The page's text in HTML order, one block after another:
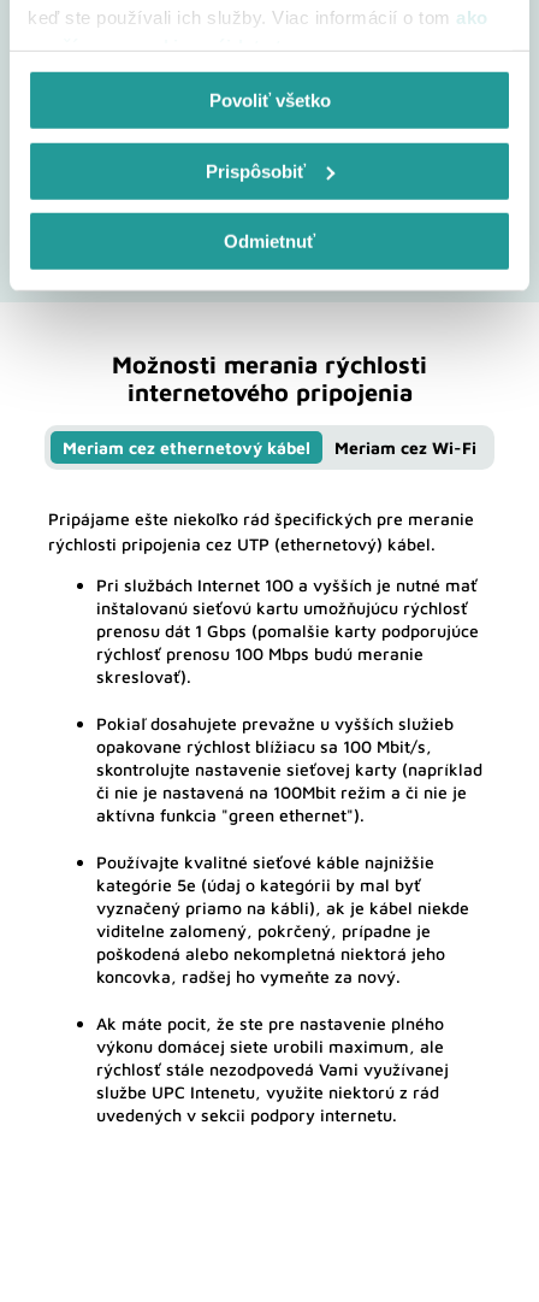
keď ste používali ich služby. Viac informácií o tom ako
Povoliť všetko
Prispôsobiť
Odmietnuť
5
Vyberte vhodnú
službu pre meranie
Na internete nájdete mnoho tzv. "meračov rýchlosti". Nie
všetky služby ale bežia na dostatečne rýchlych serveroch,
preto sa môžu výsledky vzájomne odlišovať. Pre optimálne
meranie odporúčame použiť vyššie uvedený odkaz.
Možnosti merania rýchlosti
internetového pripojenia
Meriam cez ethernetový kábel Meriam cez Wi-Fi
Pripájame ešte niekoľko rád špecifických pre meranie
rýchlosti pripojenia cez UTP (ethernetový) kábel.
Pri službách Internet 100 a vyšších je nutné mať
inštalovanú sieťovú kartu umožňujúcu rýchlosť
prenosu dát 1 Gbps (pomalšie karty podporujúce
rýchlosť prenosu 100 Mbps budú meranie
skreslovať).
Pokiaľ dosahujete prevažne u vyšších služieb
opakovane rýchlost blížiacu sa 100 Mbit/s,
skontrolujte nastavenie sieťovej karty (napríklad
či nie je nastavená na 100Mbit režim a či nie je
aktívna funkcia "green ethernet").
Používajte kvalitné sieťové káble najnižšie
kategórie 5e (údaj o kategórii by mal byť
vyznačený priamo na kábli), ak je kábel niekde
viditelne zalomený, pokrčený, prípadne je
poškodená alebo nekompletná niektorá jeho
koncovka, radšej ho vymeňte za nový.
Ak máte pocit, že ste pre nastavenie plného
výkonu domácej siete urobili maximum, ale
rýchlosť stále nezodpovedá Vami využívanej
službe UPC Intenetu, využite niektorú z rád
uvedených v sekcii podpory internetu.